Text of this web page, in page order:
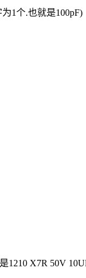
1个.也就是100pF)
X7R 50V